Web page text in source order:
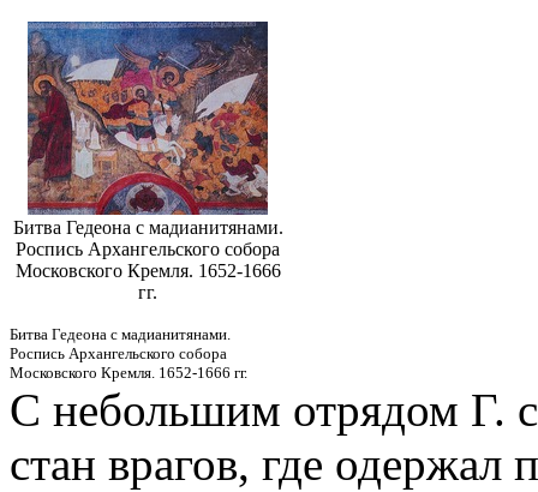
Битва Гедеона с мадианитянами.
Роспись Архангельского собора
Московского Кремля. 1652-1666
гг.
Битва Гедеона с мадианитянами.
Роспись Архангельского собора
Московского Кремля. 1652-1666 гг.
С небольшим отрядом Г.
стан врагов, где